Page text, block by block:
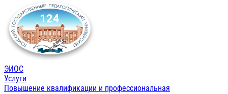
ЭИОС
Услуги
Повышение квалификации и профессиональная